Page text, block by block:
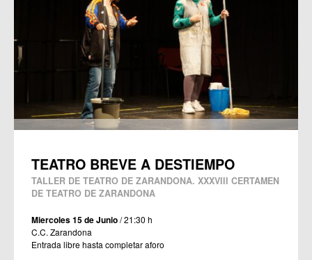
TEATRO BREVE A DESTIEMPO
TALLER DE TEATRO DE ZARANDONA. XXXVIII CERTAMEN
DE TEATRO DE ZARANDONA
Miercoles 15 de Junio/ 21:30 h
C.C. Zarandona
Entrada libre hasta completar aforo